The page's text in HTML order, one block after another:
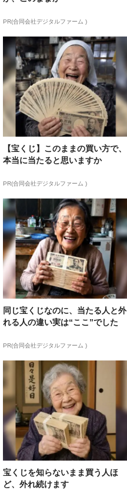
PR(合同会社デジタルファーム )
【宝くじ】このままの買い方で、
本当に当たると思いますか
PR(合同会社デジタルファーム )
同じ宝くじなのに、当たる人と外
れる人の違い実は“ここ”でした
PR(合同会社デジタルファーム )
宝くじを知らないまま買う人ほ
ど、外れ続けます